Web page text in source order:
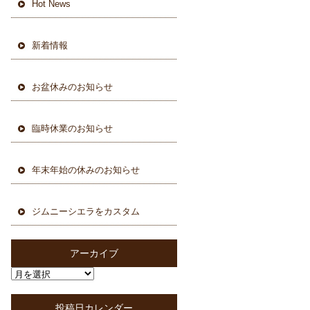
Hot News
新着情報
お盆休みのお知らせ
臨時休業のお知らせ
年末年始の休みのお知らせ
ジムニーシエラをカスタム
アーカイブ